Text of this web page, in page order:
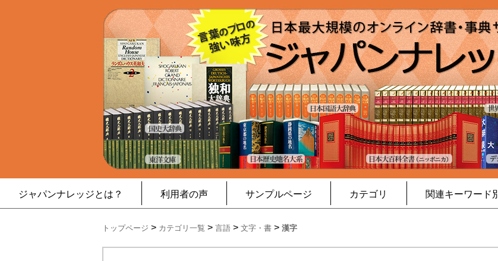
ジャパンナレッジとは？ 利用者の声 サンプルページ カテゴリ 関連キーワード
トップページ > カテゴリ一覧 > 言語 > 文字・書 > 漢字